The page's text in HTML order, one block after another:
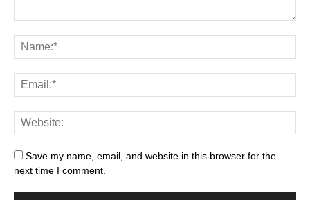
Save my name, email, and website in this browser for the
next time I comment.